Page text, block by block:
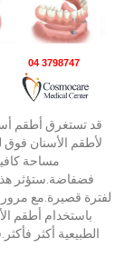
قد تستغرق أطقم
لأطقم الأسنان فوق
مساحة
فضفاضة.ستؤثر
لفترة قصيرة.مع
باستخدام أطقم
الطبيعية أكثر